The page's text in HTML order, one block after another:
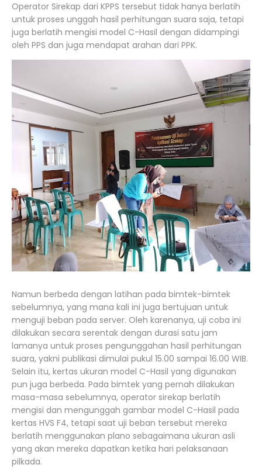
Operator Sirekap dari KPPS tersebut tidak hanya berlatih
untuk proses unggah hasil perhitungan suara saja, tetapi
juga berlatih mengisi model C-Hasil dengan didampingi
oleh PPS dan juga mendapat arahan dari PPK.
Namun berbeda dengan latihan pada bimtek-bimtek
sebelumnya, yang mana kali ini juga bertujuan untuk
menguji beban pada server. Oleh karenanya, uji coba ini
dilakukan secara serentak dengan durasi satu jam
lamanya untuk proses pengunggahan hasil perhitungan
suara, yakni publikasi dimulai pukul 15.00 sampai 16.00 WIB.
Selain itu, kertas ukuran model C-Hasil yang digunakan
pun juga berbeda. Pada bimtek yang pernah dilakukan
masa-masa sebelumnya, operator sirekap berlatih
mengisi dan mengunggah gambar model C-Hasil pada
kertas HVS F4, tetapi saat uji beban tersebut mereka
berlatih menggunakan plano sebagaimana ukuran asli
yang akan mereka dapatkan ketika hari pelaksanaan
pilkada.